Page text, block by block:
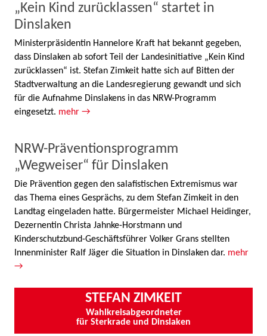
„Kein Kind zurücklassen“ startet in
Dinslaken
Ministerpräsidentin Hannelore Kraft hat bekannt gegeben,
dass Dinslaken ab sofort Teil der Landesinitiative „Kein Kind
zurücklassen“ ist. Stefan Zimkeit hatte sich auf Bitten der
Stadtverwaltung an die Landesregierung gewandt und sich
für die Aufnahme Dinslakens in das NRW-Programm
eingesetzt. mehr →
NRW-Präventionsprogramm
„Wegweiser“ für Dinslaken
Die Prävention gegen den salafistischen Extremismus war
das Thema eines Gesprächs, zu dem Stefan Zimkeit in den
Landtag eingeladen hatte. Bürgermeister Michael Heidinger,
Dezernentin Christa Jahnke-Horstmann und
Kinderschutzbund-Geschäftsführer Volker Grans stellten
Innenminister Ralf Jäger die Situation in Dinslaken dar. mehr
→
STEFAN ZIMKEIT
Wahlkreisabgeordneter
für Sterkrade und Dinslaken